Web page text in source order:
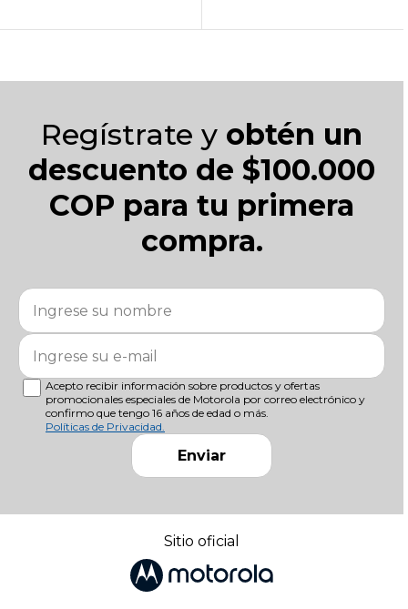
Regístrate y obtén un
descuento de $100.000
COP para tu primera
compra.
Enviar
Acepto recibir información sobre productos y ofertas
promocionales especiales de Motorola por correo electrónico y
confirmo que tengo 16 años de edad o más.
Políticas de Privacidad.
Sitio oficial